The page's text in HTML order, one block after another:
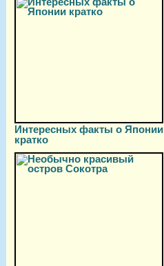
Интересных факты о Японии
кратко